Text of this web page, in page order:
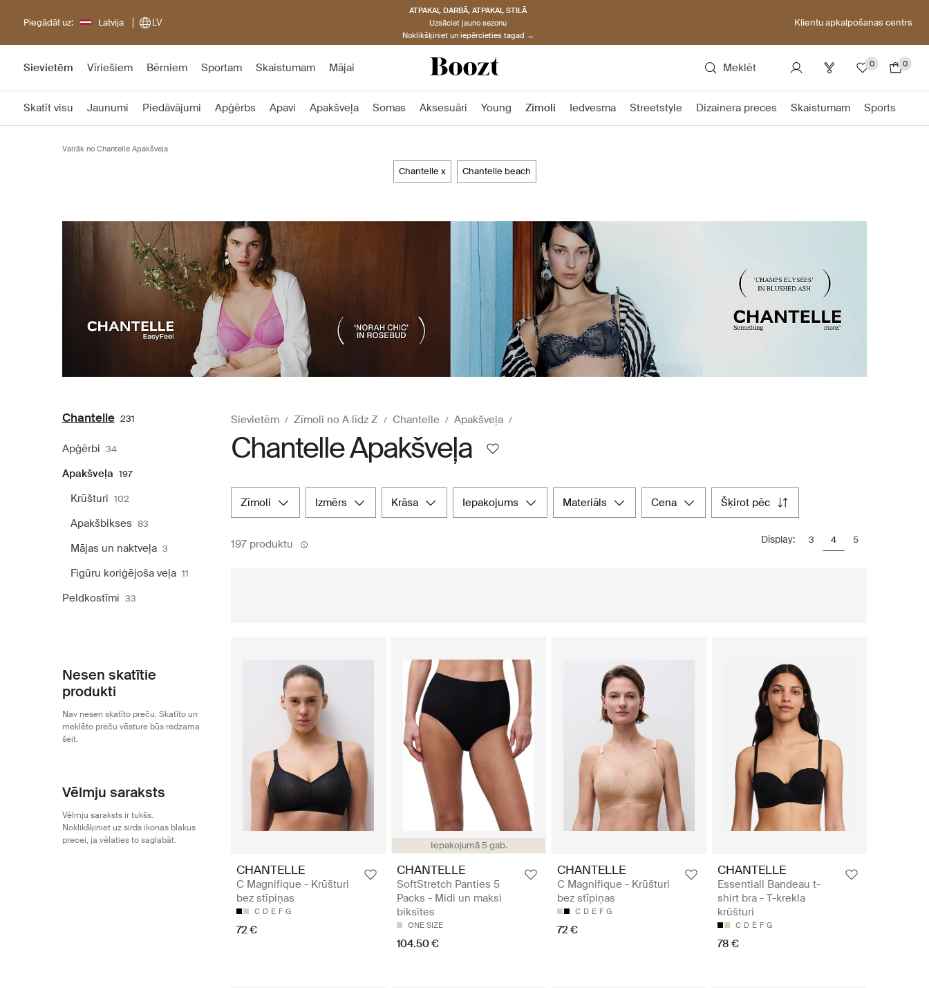
Piegādāt uz: Latvija LV
ATPAKAĻ DARBĀ, ATPAKAĻ STILĀ
Uzsāciet jauno sezonu
Noklikšķiniet un iepērcieties tagad →
Klientu apkalpošanas centrs
Sievietēm Vīriešiem Bērniem Sportam Skaistumam Mājai Meklēt 0 0
Skatīt visu Jaunumi Piedāvājumi Apģērbs Apavi Apakšveļa Somas Aksesuāri Young Zīmoli Iedvesma Streetstyle Dizainera preces Skaistumam Sports
Vairāk no Chantelle Apakšveļa
chantelle x chantelle beach
Chantelle 231
Apģērbi 34
Apakšveļa 197
Krūšturi 102
Apakšbikses 83
Mājas un naktveļa 3
Figūru koriģējoša veļa 11
Peldkostīmi 33
Nesen skatītie
produkti
Nav nesen skatīto preču. Skatīto un
meklēto preču vēsture būs redzama
šeit.
Vēlmju saraksts
Vēlmju saraksts ir tukšs.
Noklikšķiniet uz sirds ikonas blakus
precei, ja vēlaties to saglabāt.
Sievietēm Zīmoli no A līdz Z Chantelle Apakšveļa
Chantelle Apakšveļa
zīmoli izmērs krāsa iepakojums materiāls cena šķirot pēc
197 produktu Display: 3 4 5
CHANTELLE
C Magnifique - Krūšturi
bez stīpiņas
C D E F G
72 €
Iepakojumā 5 gab.
CHANTELLE
SoftStretch Panties 5
Packs - Midi un maksi
biksītes
ONE SIZE
104.50 €
CHANTELLE
C Magnifique - Krūšturi
bez stīpiņas
C D E F G
72 €
CHANTELLE
Essentiall Bandeau t-
shirt bra - T-krekla
krūšturi
C D E F G
78 €